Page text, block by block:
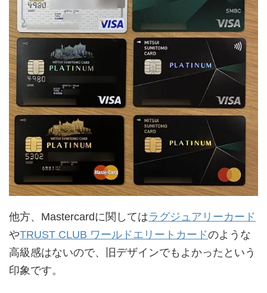
他方、Mastercardに関してはラグジュアリーカード
やTRUST CLUB ワールドエリートカードのような
高級感はないので、旧デザインでもよかったという
印象です。